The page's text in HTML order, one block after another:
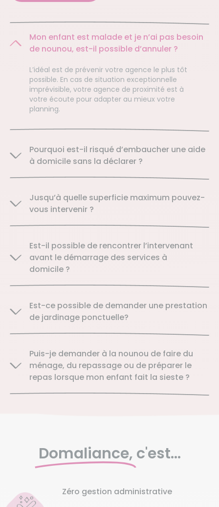
Mon enfant est malade et je n’ai pas besoin
de nounou, est-il possible d’annuler ?
L’idéal est de prévenir votre agence le plus tôt
possible. En cas de situation exceptionnelle
imprévisible, votre agence de proximité est à
votre écoute pour adapter au mieux votre
planning.
Pourquoi est-il risqué d’embaucher une aide
à domicile sans la déclarer ?
Jusqu’à quelle superficie maximum pouvez-
vous intervenir ?
Est-il possible de rencontrer l’intervenant
avant le démarrage des services à
domicile ?
Est-ce possible de demander une prestation
de jardinage ponctuelle?
Puis-je demander à la nounou de faire du
ménage, du repassage ou de préparer le
repas lorsque mon enfant fait la sieste ?
Domaliance, c'est...
Zéro gestion administrative